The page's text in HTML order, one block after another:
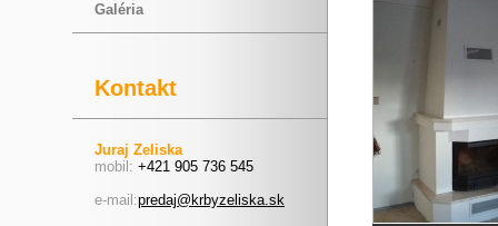
Galéria
Kontakt
Juraj Zeliska
mobil: +421 905 736 545
e-mail:predaj@krbyzeliska.sk